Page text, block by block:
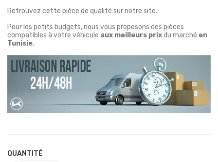
Retrouvez cette pièce de qualité sur notre site.
Pour les petits budgets, nous vous proposons des pièces
compatibles à votre véhicule aux meilleurs prixdu marché en
Tunisie.
QUANTITÉ